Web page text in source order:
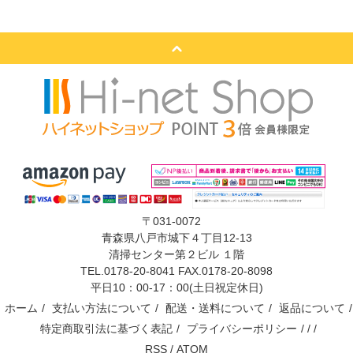
〒031-0072
青森県八戸市城下４丁目12-13
清掃センター第２ビル １階
TEL.0178-20-8041 FAX.0178-20-8098
平日10：00-17：00(土日祝定休日)
ホーム / 支払い方法について / 配送・送料について / 返品について /
特定商取引法に基づく表記 / プライバシーポリシー / / /
RSS / ATOM